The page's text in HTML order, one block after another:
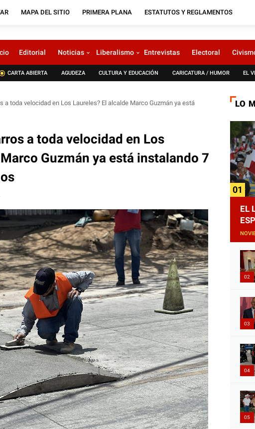
MAPA DEL SITIO PRIMERA PLANA ESTATUTOS Y REGLAMENTOS
Editorial Noticias Liberalismo Entrevistas Electoral
CARTA ABIERTA AGUDEZA CULTURA Y EDUCACIÓN CARICATURA / HUMOR EL
a toda velocidad en Los Laureles? El alcalde Marco Guzmán ya está
a toda velocidad en Los
Guzmán ya está instalando 7
LO
EL